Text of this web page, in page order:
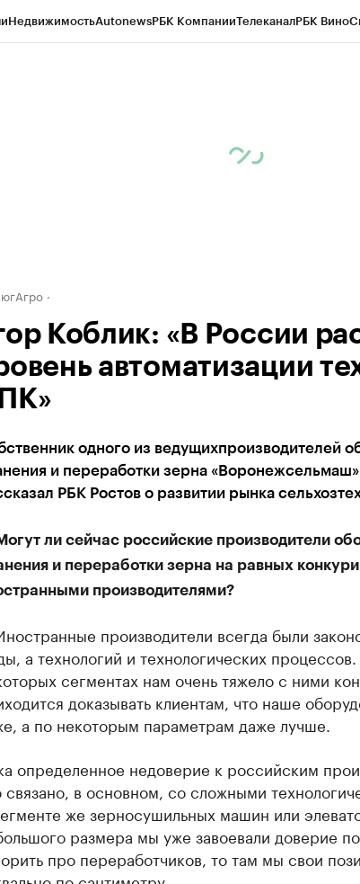
НедвижимостьAutonewsРБК КомпанииТелеканалРБК Вино
Коблик: «В России
автоматизации
одного из ведущихпроизводителей
и переработки зерна
РБК Ростов о развитии рынка
ли сейчас российские производители
и переработки зерна на равных
производителями?
производители всегда были
а технологий и технологических
сегментах нам очень тяжело с ними
доказывать клиентам, что наше
а по некоторым параметрам даже лучше.
определенное недоверие к российским
связано, в основном, со сложными
же зерносушильных машин или
размера мы уже завоевали доверие
про переработчиков, то там мы свои